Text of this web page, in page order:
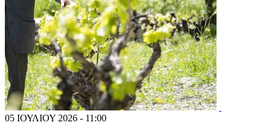
05 ΙΟΥΛΙΟΥ 2026 - 11:00